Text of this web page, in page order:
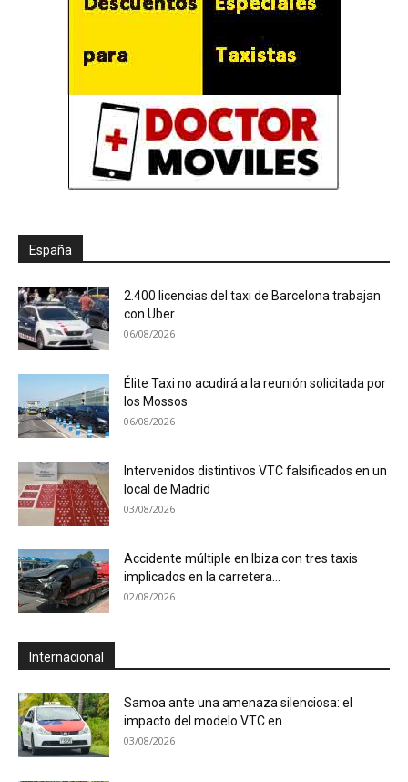
España
2.400 licencias del taxi de Barcelona trabajan
con Uber
06/08/2026
Élite Taxi no acudirá a la reunión solicitada por
los Mossos
06/08/2026
Intervenidos distintivos VTC falsificados en un
local de Madrid
03/08/2026
Accidente múltiple en Ibiza con tres taxis
implicados en la carretera...
02/08/2026
Internacional
Samoa ante una amenaza silenciosa: el
impacto del modelo VTC en...
03/08/2026